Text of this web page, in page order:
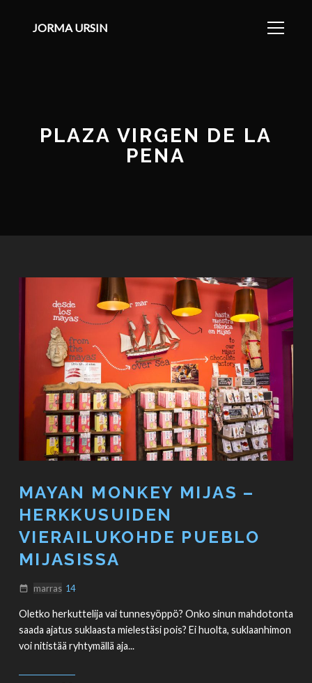
JORMA URSIN
PLAZA VIRGEN DE LA
PENA
MAYAN MONKEY MIJAS –
HERKKUSUIDEN
VIERAILUKOHDE PUEBLO
MIJASISSA
date_range marras 14
Oletko herkuttelija vai tunnesyöppö? Onko sinun mahdotonta
saada ajatus suklaasta mielestäsi pois? Ei huolta, suklaanhimon
voi nitistää ryhtymällä aja...